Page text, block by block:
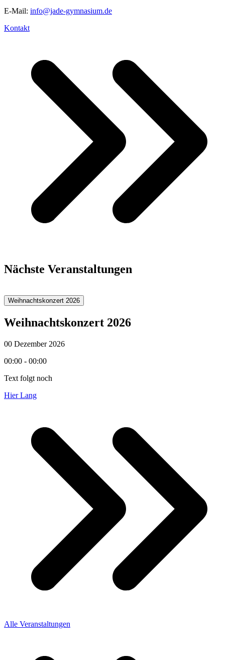
E-Mail: info@jade-gymnasium.de
Kontakt
Nächste Veranstaltungen
Weihnachtskonzert 2026
Weihnachtskonzert 2026
00 Dezember 2026
00:00 - 00:00
Text folgt noch
Hier Lang
Alle Veranstaltungen